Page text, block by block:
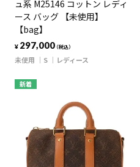
ュ系 M25146 コットン レディ
ース バッグ 【未使用】
【bag】
¥ 297,000（税込）
未使用 S レディース
新着